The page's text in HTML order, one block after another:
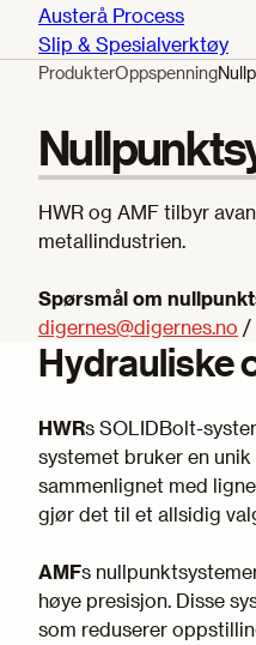
Austerå Process
Slip & Spesialverktøy
ProdukterOppspenning
HWR og AMF tilbyr
metallindustrien.
Spørsmål om
digernes@digernes.no /
Hydrauliske
HWRs SOLIDBolt-
systemet bruker en
sammenlignet med
gjør det til et allsidig
AMFs
høye presisjon. Disse
som reduserer